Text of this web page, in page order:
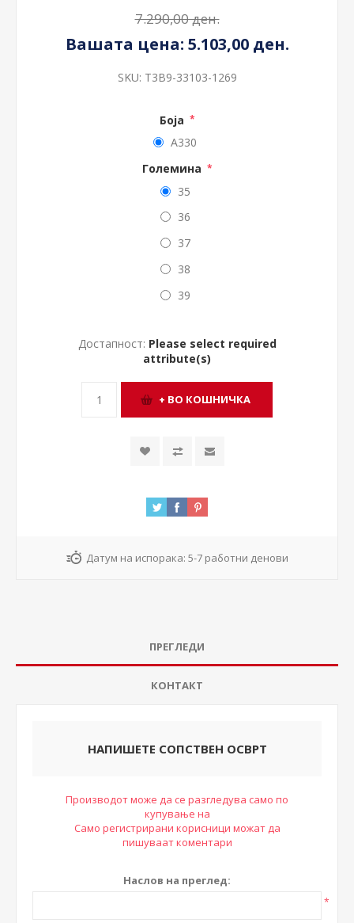
7.290,00 ден.
Вашата цена: 5.103,00 ден.
SKU: T3B9-33103-1269
Боја *
A330
Големина *
35
36
37
38
39
Достапност: Please select required
attribute(s)
Датум на испорака: 5-7 работни денови
ПРЕГЛЕДИ
КОНТАКТ
НАПИШЕТЕ СОПСТВЕН ОСВРТ
Производот може да се разгледува само по
купување на
Само регистрирани корисници можат да
пишуваат коментари
Наслов на преглед:
*